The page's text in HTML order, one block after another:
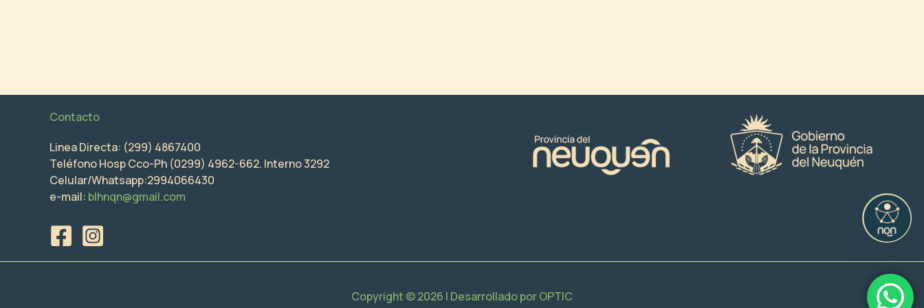
Contacto
Linea Directa: (299) 4867400
Teléfono Hosp Cco-Ph (0299) 4962-662. Interno 3292
Celular/Whatsapp:2994066430
e-mail: blhnqn@gmail.com
Copyright © 2026 | Desarrollado porOPTIC